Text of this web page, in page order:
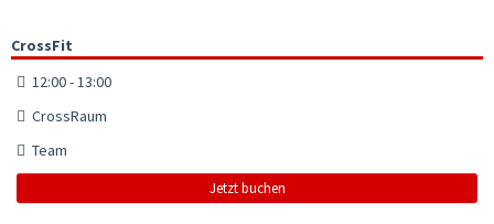
CrossFit
12:00 - 13:00
CrossRaum
Team
Jetzt buchen